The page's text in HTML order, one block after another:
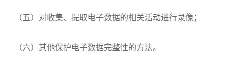
（五）对收集、提取电子数据的相关活动进行录像；
（六）其他保护电子数据完整性的方法。